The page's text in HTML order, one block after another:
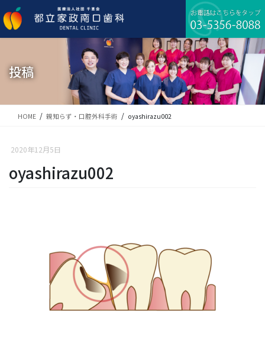
ン
テ
ビ
ゲ
移
投稿
HOME 親知らず・口腔外科手術 oyashirazu002
2020年12月5日
oyashirazu002